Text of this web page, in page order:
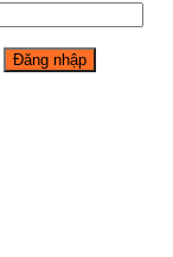
Đăng nhập